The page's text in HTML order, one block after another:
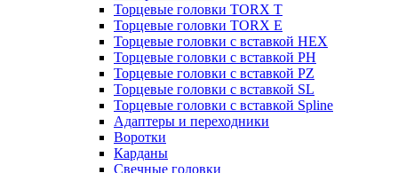
Торцевые головки TORX T
Торцевые головки TORX Е
Торцевые головки с вставкой HEX
Торцевые головки с вставкой PH
Торцевые головки с вставкой PZ
Торцевые головки с вставкой SL
Торцевые головки с вставкой Spline
Адаптеры и переходники
Воротки
Карданы
Свечные головки